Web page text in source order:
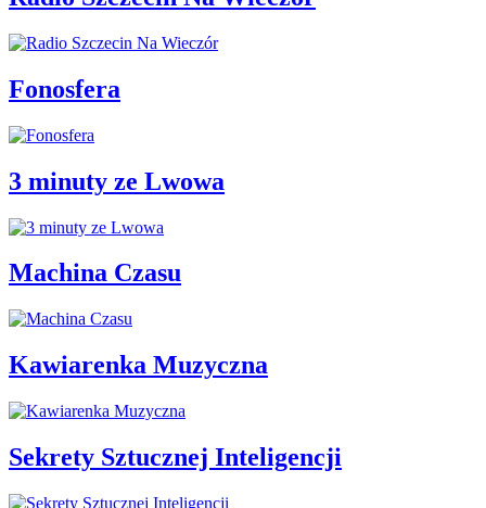
Fonosfera
3 minuty ze Lwowa
Machina Czasu
Kawiarenka Muzyczna
Sekrety Sztucznej Inteligencji